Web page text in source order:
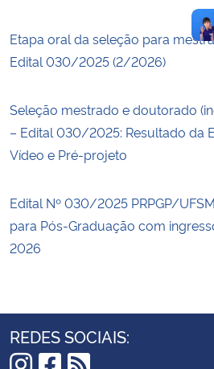
Planalto
Etapa oral da seleção para
Edital 030/2025 (2/2026)
Seleção mestrado e doutorado
– Edital 030/2025: Resultado da
Vídeo e Pré-projeto
Edital Nº 030/2025 PRPGP/
para Pós-Graduação com
2026
REDES SOCIAIS: